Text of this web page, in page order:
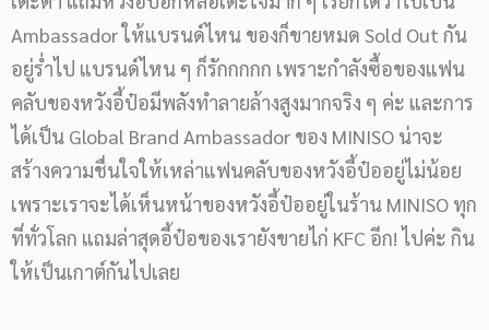
Ambassador ให้แบรนด์ไหน ของก็ขายหมด Sold Out กัน
อยู่ร่ำไป แบรนด์ไหน ๆ ก็รักกกกก เพราะกำลังซื้อของแฟน
คลับของหวังอี้ป๋อมีพลังทำลายล้างสูงมากจริง ๆ ค่ะ และการ
ได้เป็น Global Brand Ambassador ของ MINISO น่าจะ
สร้างความชื่นใจให้เหล่าแฟนคลับของหวังอี้ป๋ออยู่ไม่น้อย
เพราะเราจะได้เห็นหน้าของหวังอี้ป๋ออยู่ในร้าน MINISO ทุก
ที่ทั่วโลก แถมล่าสุดอี้ป๋อของเรายังขายไก่ KFC อีก! ไปค่ะ กิน
ให้เป็นเกาต์กันไปเลย